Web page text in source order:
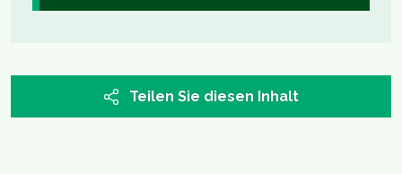
Teilen Sie diesen Inhalt